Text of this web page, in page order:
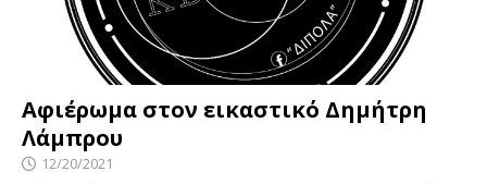
Αφιέρωμα στον εικαστικό Δημήτρη
Λάμπρου
12/20/2021